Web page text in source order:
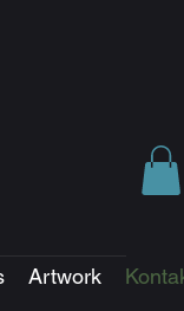
Artwork